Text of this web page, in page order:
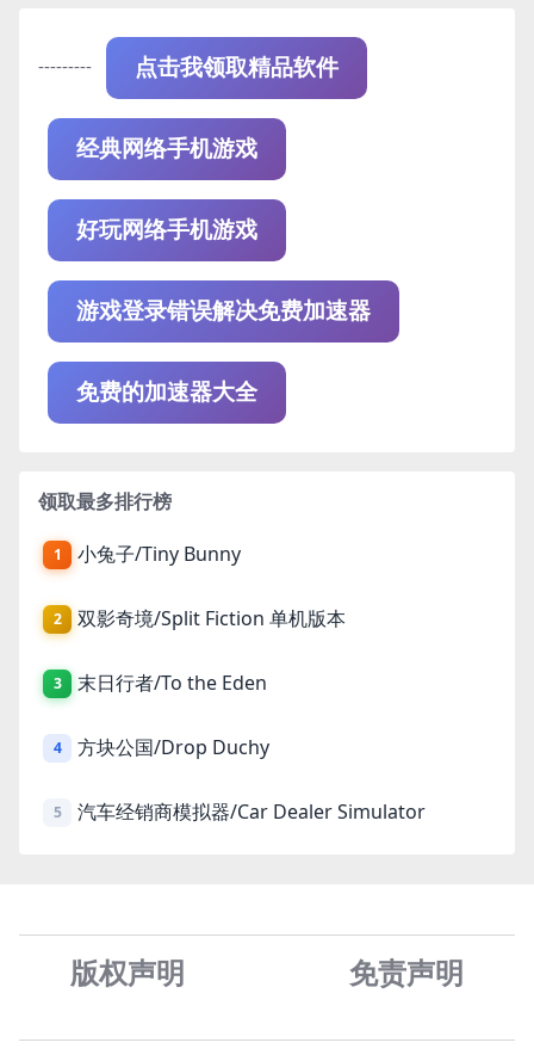
--------- 点击我领取精品软件
经典网络手机游戏
好玩网络手机游戏
游戏登录错误解决免费加速器
免费的加速器大全
领取最多排行榜
1 小兔子/Tiny Bunny
2 双影奇境/Split Fiction 单机版本
3 末日行者/To the Eden
4 方块公国/Drop Duchy
5 汽车经销商模拟器/Car Dealer Simulator
版权声明 免责声明